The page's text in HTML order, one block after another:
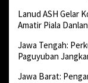
Lanud ASH Gelar
Amatir Piala
Jawa Tengah:
Paguyuban
Jawa Barat: